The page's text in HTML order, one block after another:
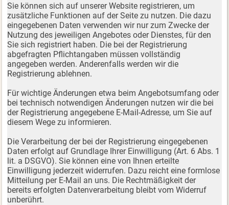
Sie können sich auf unserer Website registrieren, um
zusätzliche Funktionen auf der Seite zu nutzen. Die dazu
eingegebenen Daten verwenden wir nur zum Zwecke der
Nutzung des jeweiligen Angebotes oder Dienstes, für den
Sie sich registriert haben. Die bei der Registrierung
abgefragten Pflichtangaben müssen vollständig
angegeben werden. Anderenfalls werden wir die
Registrierung ablehnen.
Für wichtige Änderungen etwa beim Angebotsumfang oder
bei technisch notwendigen Änderungen nutzen wir die bei
der Registrierung angegebene E-Mail-Adresse, um Sie auf
diesem Wege zu informieren.
Die Verarbeitung der bei der Registrierung eingegebenen
Daten erfolgt auf Grundlage Ihrer Einwilligung (Art. 6 Abs. 1
lit. a DSGVO). Sie können eine von Ihnen erteilte
Einwilligung jederzeit widerrufen. Dazu reicht eine formlose
Mitteilung per E-Mail an uns. Die Rechtmäßigkeit der
bereits erfolgten Datenverarbeitung bleibt vom Widerruf
unberührt.